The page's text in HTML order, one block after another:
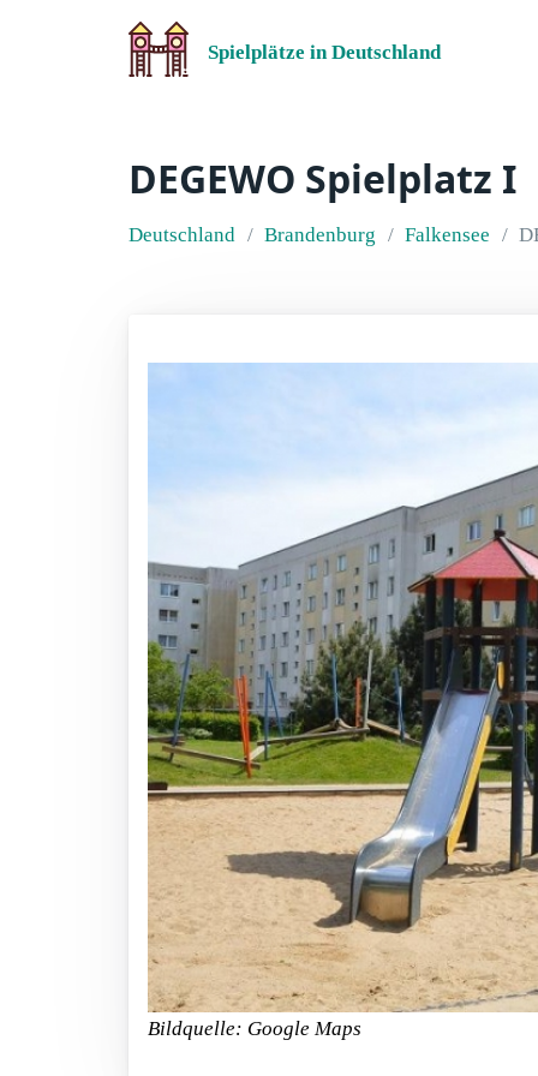
Spielplätze in Deutschland
DEGEWO Spielplatz I
Deutschland Brandenburg Falkensee
Bildquelle: Google Maps